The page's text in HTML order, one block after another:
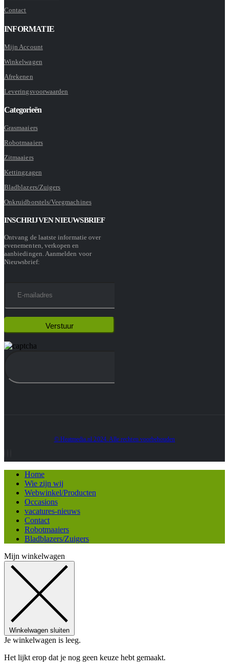
Contact
INFORMATIE
Mijn Account
Winkelwagen
Afrekenen
Leveringsvoorwaarden
Categorieën
Grasmaaiers
Robotmaaiers
Zitmaaiers
Kettingzagen
Bladblazers/Zuigers
Onkruidborstels/Veegmachines
INSCHRIJVEN NIEUWSBRIEF
Ontvang de laatste informatie over
evenementen, verkopen en
aanbiedingen. Aanmelden voor
Nieuwsbrief:
© Heatmedia.nl 2024. Alle rechten voorbehouden
Home
Wie zijn wij
Webwinkel/Producten
Occasions
vacatures-nieuws
Contact
Robotmaaiers
Bladblazers/Zuigers
Mijn winkelwagen
Winkelwagen sluiten
Je winkelwagen is leeg.
Het lijkt erop dat je nog geen keuze hebt gemaakt.